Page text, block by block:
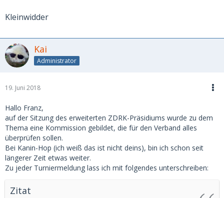
Kleinwidder
Kai
Administrator
19. Juni 2018
Hallo Franz,
auf der Sitzung des erweiterten ZDRK-Präsidiums wurde zu dem
Thema eine Kommission gebildet, die für den Verband alles
überprüfen sollen.
Bei Kanin-Hop (ich weiß das ist nicht deins), bin ich schon seit
längerer Zeit etwas weiter.
Zu jeder Turniermeldung lass ich mit folgendes unterschreiben:
Zitat